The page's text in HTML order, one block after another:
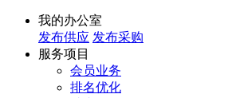
我的办公室
发布供应 发布采购
服务项目
会员业务
排名优化